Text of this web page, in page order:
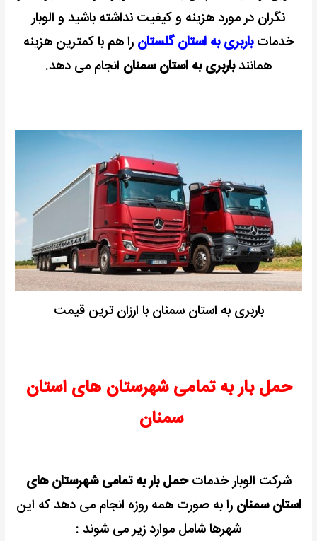
نگران در مورد هزینه و کیفیت نداشته باشید و الوبار
خدماتباربری به استان گلستان را هم با کمترین هزینه
همانندباربری به استان سمنان انجام می دهد.
باربری به استان سمنان با ارزان ترین قیمت
حمل بار به تمامی شهرستان های استان
سمنان
شرکت الوبار خدماتحمل بار به تمامی شهرستان های
استان سمنان را به صورت همه روزه انجام می دهد که این
شهرها شامل موارد زیر می شوند :